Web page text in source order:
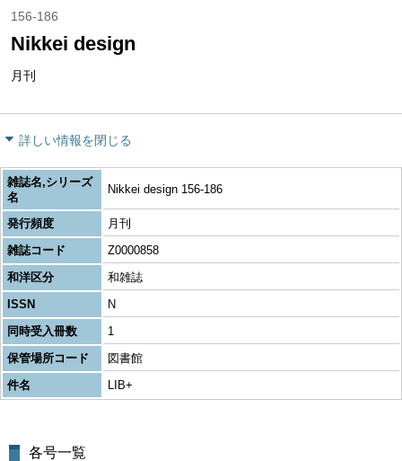
156-186
Nikkei design
月刊
詳しい情報を閉じる
雑誌名,シリーズ
名
Nikkei design 156-186
発行頻度
月刊
雑誌コード
Z0000858
和洋区分
和雑誌
ISSN
N
同時受入冊数
1
保管場所コード
図書館
件名
LIB+
各号一覧